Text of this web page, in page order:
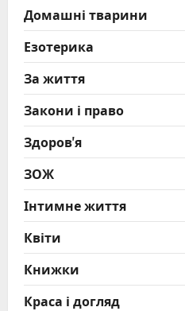
Домашні тварини
Езотерика
За життя
Закони і право
Здоров'я
ЗОЖ
Інтимне життя
Квіти
Книжки
Краса і догляд